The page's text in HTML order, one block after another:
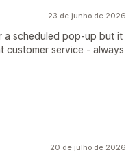
23 de junho de 2026
a scheduled pop-up but it
customer service - always
20 de julho de 2026